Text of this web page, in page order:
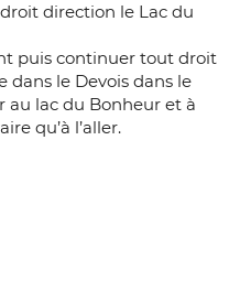
direction le Lac du
puis continuer tout droit
dans le Devois dans le
au lac du Bonheur et à
qu’à l’aller.